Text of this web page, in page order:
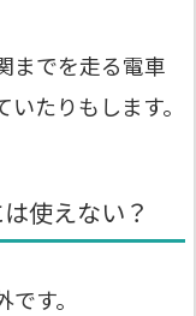
までを走る電車
たりもします。
使えない？
す。